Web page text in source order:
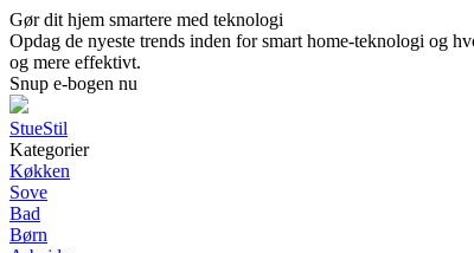
Gør dit hjem smartere med teknologi
Opdag de nyeste trends inden for smart home-teknologi og
og mere effektivt.
Snup e-bogen nu
StueStil
Kategorier
Køkken
Sove
Bad
Børn